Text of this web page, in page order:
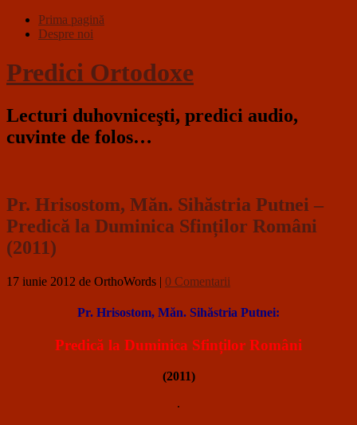
Prima pagină
Despre noi
Predici Ortodoxe
Lecturi duhovniceşti, predici audio,
cuvinte de folos…
Pr. Hrisostom, Măn. Sihăstria Putnei –
Predică la Duminica Sfinților Români
(2011)
17 iunie 2012 de OrthoWords | 0 Comentarii
Pr. Hrisostom, Măn. Sihăstria Putnei:
Predică la Duminica Sfinților Români
(2011)
.